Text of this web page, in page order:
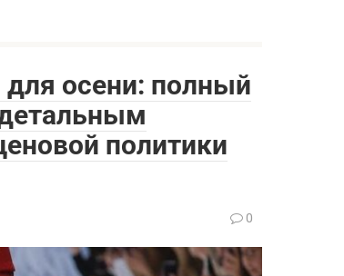
для осени: полный
политики
0